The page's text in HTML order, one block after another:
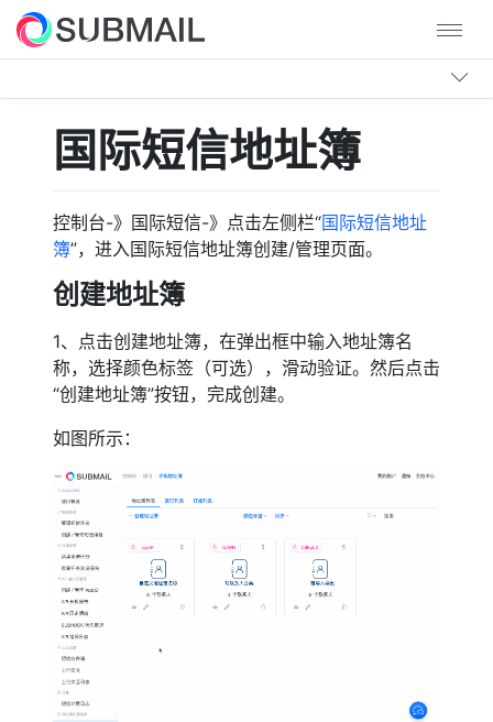
国际短信地址簿
控制台-》国际短信-》点击左侧栏“国际短信地址
簿”，进入国际短信地址簿创建/管理页面。
创建地址簿
1、点击创建地址簿，在弹出框中输入地址簿名
称，选择颜色标签（可选），滑动验证。然后点击
“创建地址簿”按钮，完成创建。
如图所示：